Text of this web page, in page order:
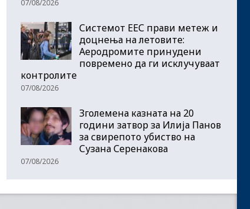
07/08/2026
Системот ЕЕС прави метеж и
доцнења на летовите:
Аеродромите принудени
повремено да ги исклучуваат
контролите
07/08/2026
Зголемена казната на 20
години затвор за Илија Панов
за свирепото убиство на
Сузана Серенакова
07/08/2026